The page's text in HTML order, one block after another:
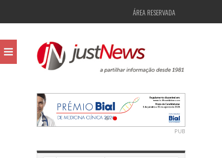
ÁREA RESERVADA
PUB